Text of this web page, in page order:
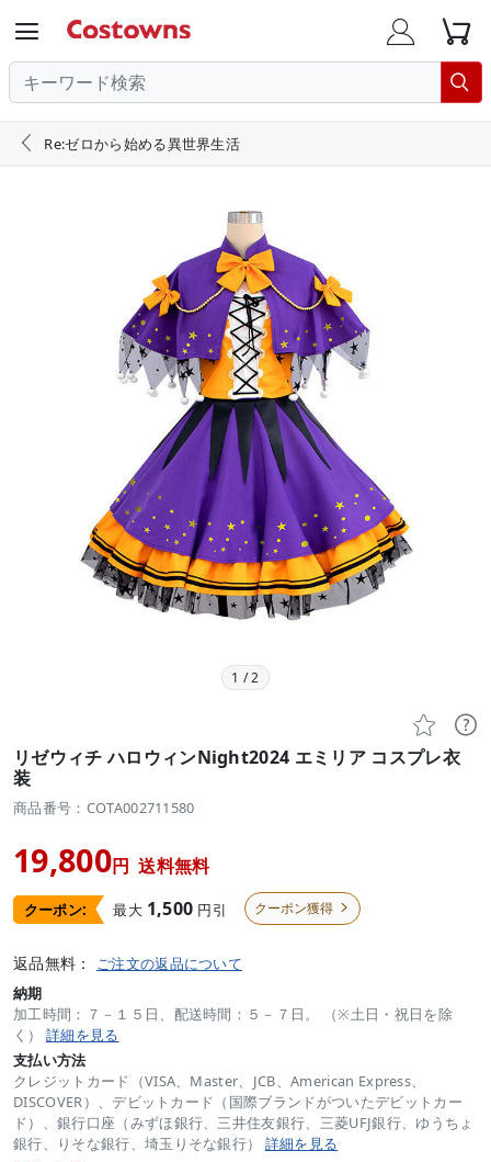
  

 Re:ゼロから始める異世界生活
1 /2
 
リゼウィチ ハロウィンNight2024 エミリア コスプレ衣
装
商品番号：COTA002711580
19,800円 送料無料
クーポン: 最大 1,500 円引 クーポン獲得 
返品無料： ご注文の返品について
納期
加工時間：７－１５日、配送時間：５－７日。 （※土日・祝日を除
く） 詳細を見る
支払い方法
クレジットカード（VISA、Master、JCB、American Express、
DISCOVER）、デビットカード（国際ブランドがついたデビットカー
ド）、銀行口座（みずほ銀行、三井住友銀行、三菱UFJ銀行、ゆうちょ
銀行、りそな銀行、埼玉りそな銀行） 詳細を見る